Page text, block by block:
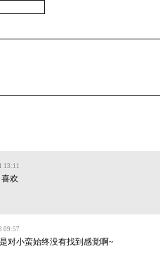
欢
09:57
对小蛮始终没有找到感觉啊~